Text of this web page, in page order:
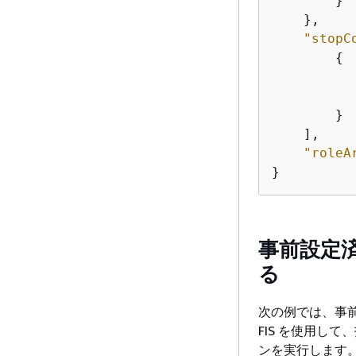
    },
{
        }
    ],
}
事前設定
る
次の例では、事
FIS を使用して
ンを実行します。